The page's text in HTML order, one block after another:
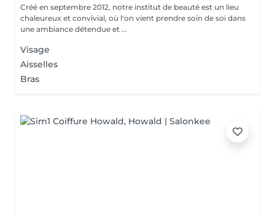
Créé en septembre 2012, notre institut de beauté est un lieu
chaleureux et convivial, où l'on vient prendre soin de soi dans
une ambiance détendue et ...
Visage
Aisselles
Bras